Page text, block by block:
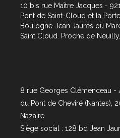
10 bis rue Maître Jacques -
Pont de Saint-Cloud et la
Boulogne-Jean Jaurès ou
Saint Cloud. Proche de
8 rue Georges Clémenceau -
du Pont de Cheviré (Nantes),
Nazaire
Siège social : 128 bd Jean